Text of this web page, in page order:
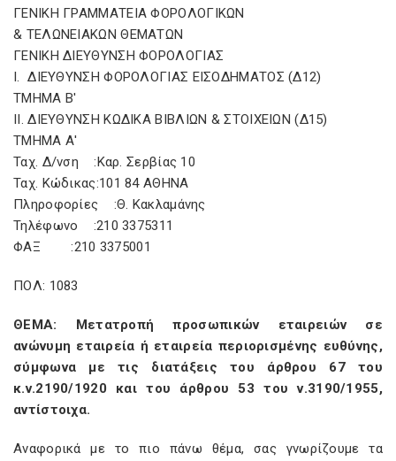
ΓΕΝΙΚΗ ΓΡΑΜΜΑΤΕΙΑ ΦΟΡΟΛΟΓΙΚΩΝ
& ΤΕΛΩΝΕΙΑΚΩΝ ΘΕΜΑΤΩΝ
ΓΕΝΙΚΗ ΔΙΕΥΘΥΝΣΗ ΦΟΡΟΛΟΓΙΑΣ
Ι. ΔΙΕΥΘΥΝΣΗ ΦΟΡΟΛΟΓΙΑΣ ΕΙΣΟΔΗΜΑΤΟΣ (Δ12)
ΤΜΗΜΑ Β'
ΙΙ. ΔΙΕΥΘΥΝΣΗ ΚΩΔΙΚΑ ΒΙΒΛΙΩΝ & ΣΤΟΙΧΕΙΩΝ (Δ15)
ΤΜΗΜΑ Α'
Ταχ. Δ/νση :Καρ. Σερβίας 10
Ταχ. Κώδικας:101 84 ΑΘΗΝΑ
Πληροφορίες :Θ. Κακλαμάνης
Τηλέφωνο :210 3375311
ΦΑΞ :210 3375001
ΠΟΛ: 1083
ΘΕΜΑ: Μετατροπή προσωπικών εταιρειών σε
ανώνυμη εταιρεία ή εταιρεία περιορισμένης ευθύνης,
σύμφωνα με τις διατάξεις του άρθρου 67 του
κ.ν.2190/1920 και του άρθρου 53 του ν.3190/1955,
αντίστοιχα.
Αναφορικά με το πιο πάνω θέμα, σας γνωρίζουμε τα